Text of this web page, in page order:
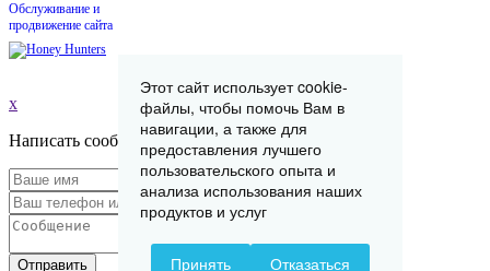
Обслуживание и
продвижение сайта
x
Написать сообщение
Отправить
Этот сайт использует cookie-
файлы, чтобы помочь Вам в
навигации, а также для
предоставления лучшего
пользовательского опыта и
анализа использования наших
продуктов и услуг
Принять Отказаться